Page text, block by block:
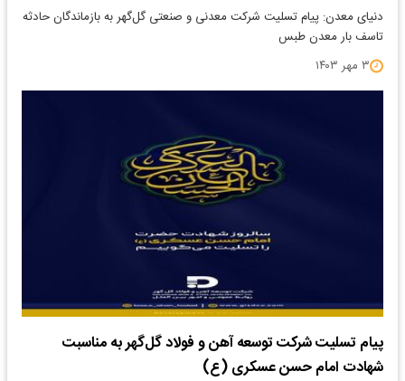
دنیای معدن: پیام تسلیت شرکت معدنی و صنعتی گل‌گهر به بازماندگان حادثه
تاسف بار معدن طبس
۳ مهر ۱۴۰۳
پیام تسلیت شرکت توسعه آهن و فولاد گل‌گهر به مناسبت
شهادت امام حسن عسکری (ع)